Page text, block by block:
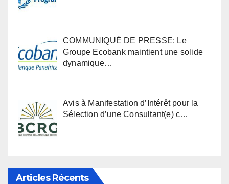
COMMUNIQUÉ DE PRESSE: Le
Groupe Ecobank maintient une solide
dynamique…
Avis à Manifestation d’Intérêt pour la
Sélection d’une Consultant(e) c…
Articles Récents